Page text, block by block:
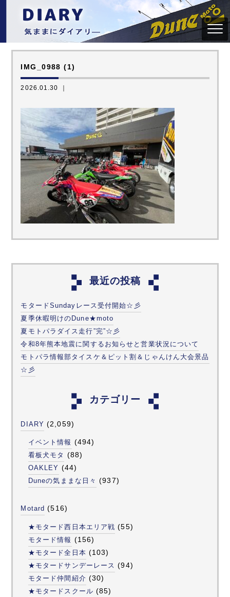
IMG_0988 (1)
2026.01.30 ｜
最近の投稿
モタードSundayレース受付開始☆彡
夏季休暇明けのDune★moto
夏モトパラダイス走行”完”☆彡
令和8年熊本地震に関するお知らせと営業状況について
モトパラ情報部タイスケ＆ピット割＆じゃんけん大会景品
☆彡
カテゴリー
DIARY (2,059)
イベント情報 (494)
看板犬モタ (88)
OAKLEY (44)
Duneの気ままな日々 (937)
Motard (516)
★モタード西日本エリア戦 (55)
モタード情報 (156)
★モタード全日本 (103)
★モタードサンデーレース (94)
モタード仲間紹介 (30)
★モタードスクール (85)